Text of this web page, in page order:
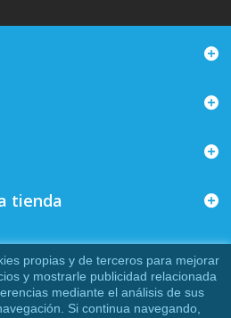
tienda
propias y de terceros para mejorar
y mostrarle publicidad relacionada
mediante el análisis de sus
Si continua navegando,